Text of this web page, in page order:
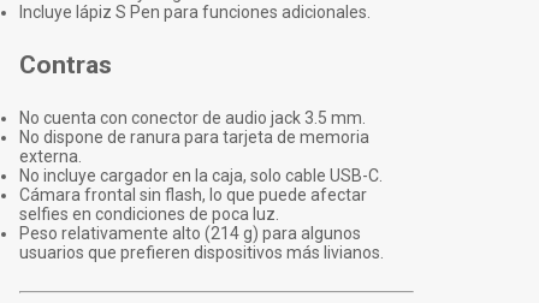
Incluye lápiz S Pen para funciones adicionales.
Contras
No cuenta con conector de audio jack 3.5 mm.
No dispone de ranura para tarjeta de memoria
externa.
No incluye cargador en la caja, solo cable USB-C.
Cámara frontal sin flash, lo que puede afectar
selfies en condiciones de poca luz.
Peso relativamente alto (214 g) para algunos
usuarios que prefieren dispositivos más livianos.